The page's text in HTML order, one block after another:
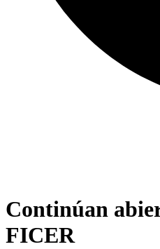
Continúan
FICER